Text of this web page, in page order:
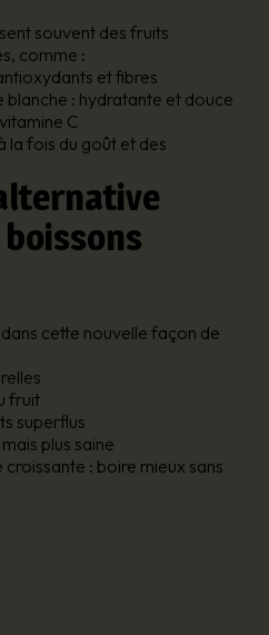
souvent des fruits
comme :
et fibres
blanche : hydratante et douce
C
la fois du goût et des
cette nouvelle façon de
fruit
superflus
plus saine
: boire mieux sans